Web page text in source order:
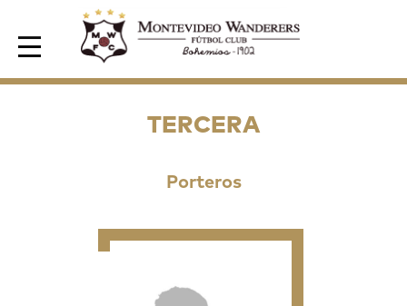
Area de Socios
TERCERA
Porteros